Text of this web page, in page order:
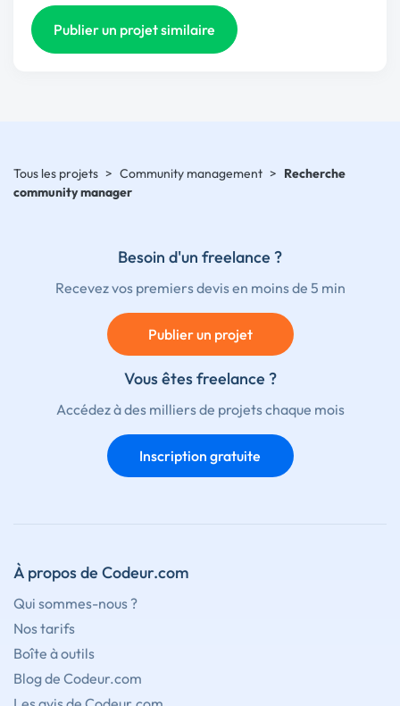
Publier un projet similaire
Tous les projets > Community management > Recherche
community manager
Besoin d'un freelance ?
Recevez vos premiers devis en moins de 5 min
Publier un projet
Vous êtes freelance ?
Accédez à des milliers de projets chaque mois
Inscription gratuite
À propos de Codeur.com
Qui sommes-nous ?
Nos tarifs
Boîte à outils
Blog de Codeur.com